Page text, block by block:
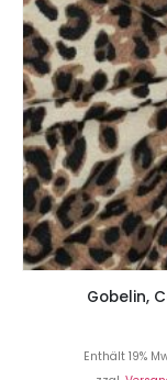
Gobelin,
Enthält 19%